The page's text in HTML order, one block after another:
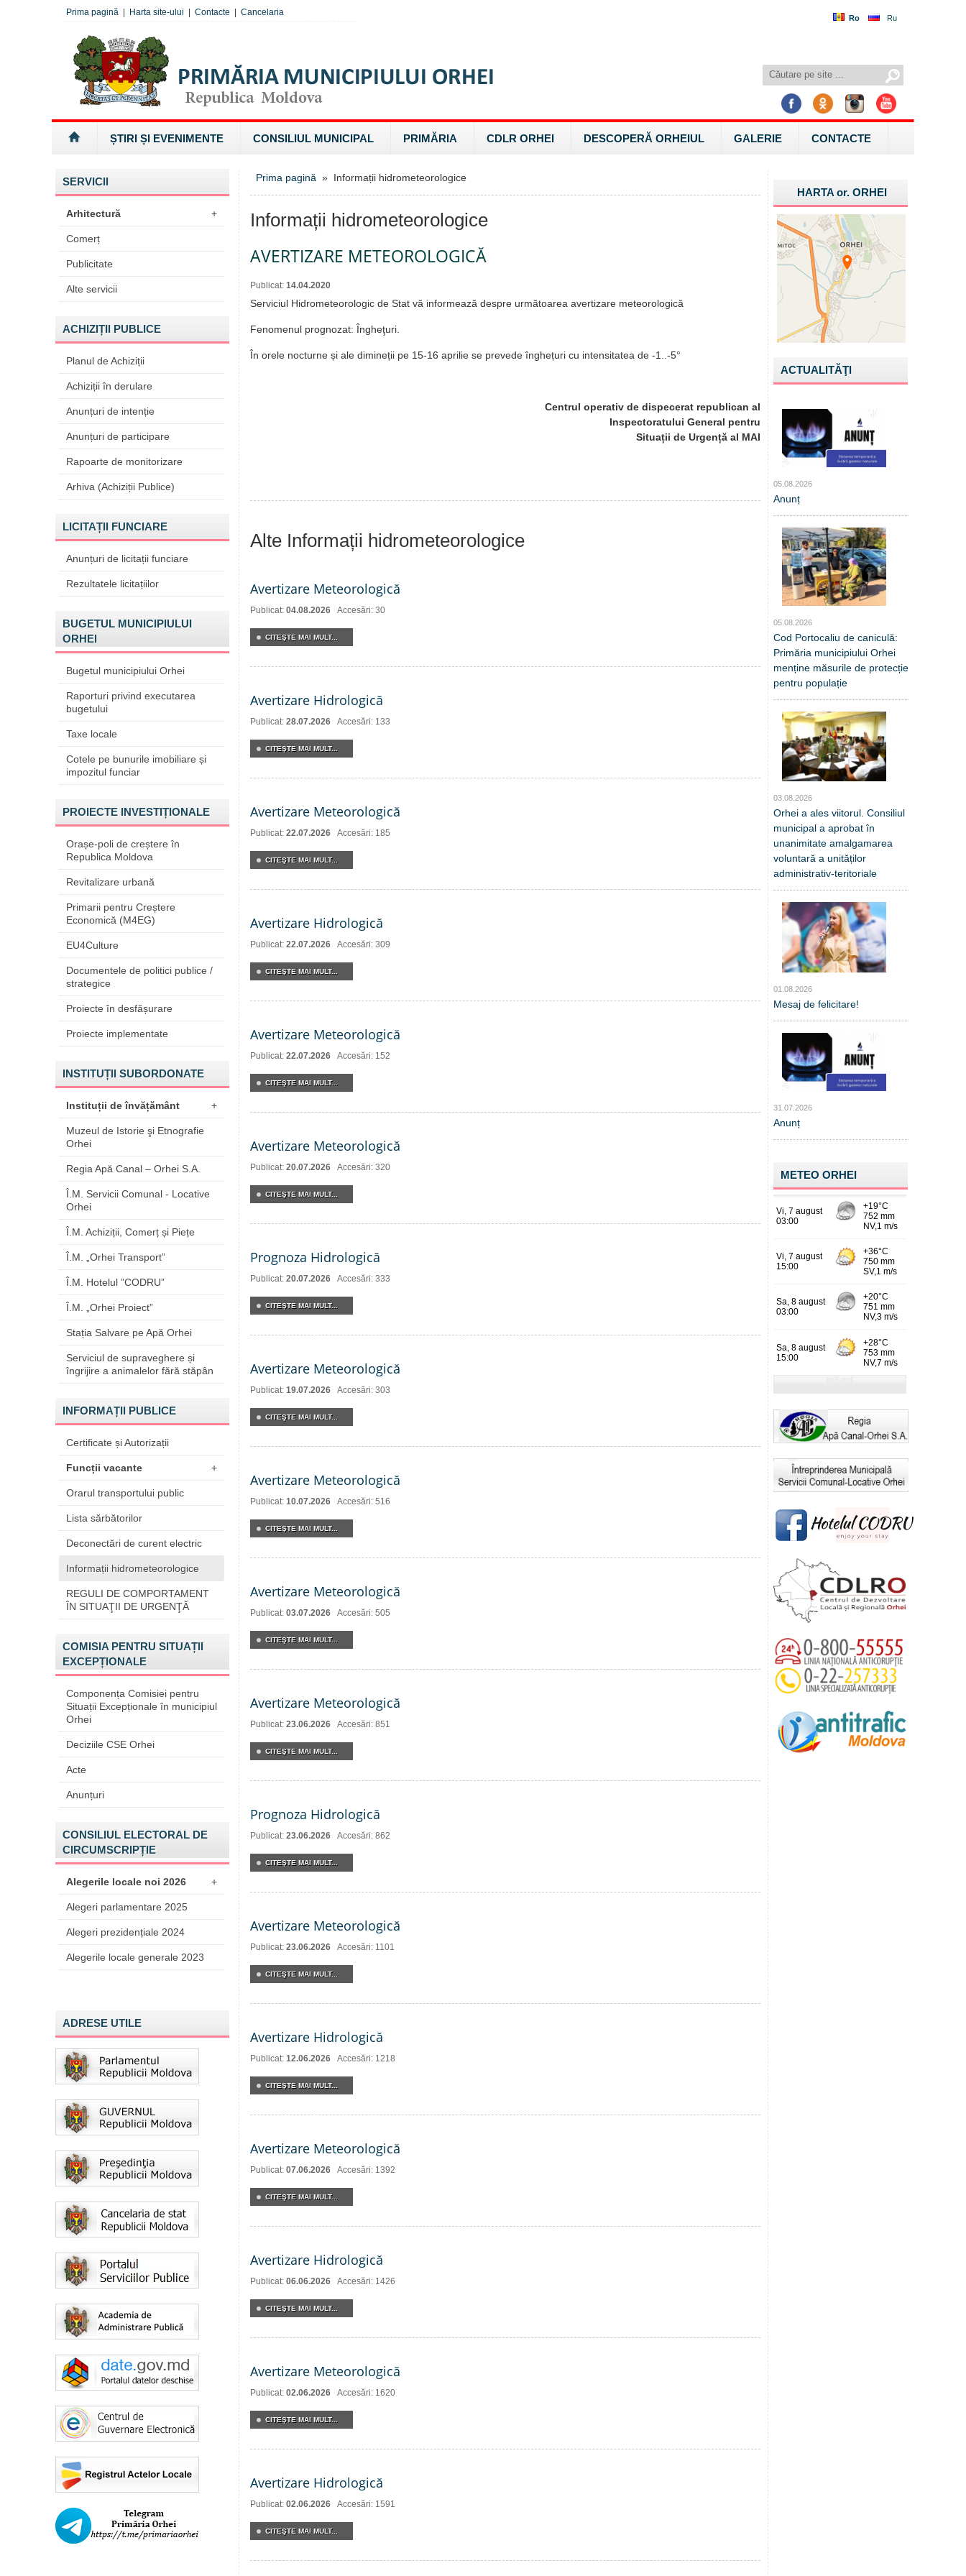
Ro Ru
Prima pagină Harta site-ului Contacte Cancelaria
ȘTIRI ȘI EVENIMENTE CONSILIUL MUNICIPAL PRIMĂRIA CDLR ORHEI DESCOPERĂ ORHEIUL GALERIE CONTACTE
SERVICII
Arhitectură +
Comerț
Publicitate
Alte servicii
ACHIZIȚII PUBLICE
Planul de Achiziții
Achiziții în derulare
Anunțuri de intenție
Anunțuri de participare
Rapoarte de monitorizare
Arhiva (Achiziții Publice)
LICITAȚII FUNCIARE
Anunțuri de licitații funciare
Rezultatele licitațiilor
BUGETUL MUNICIPIULUI
ORHEI
Bugetul municipiului Orhei
Raporturi privind executarea
bugetului
Taxe locale
Cotele pe bunurile imobiliare și
impozitul funciar
PROIECTE INVESTIȚIONALE
Orașe-poli de creștere în
Republica Moldova
Revitalizare urbană
Primarii pentru Creștere
Economică (M4EG)
EU4Culture
Documentele de politici publice /
strategice
Proiecte în desfășurare
Proiecte implementate
INSTITUȚII SUBORDONATE
Instituții de învățământ +
Muzeul de Istorie şi Etnografie
Orhei
Regia Apă Canal – Orhei S.A.
Î.M. Servicii Comunal - Locative
Orhei
Î.M. Achiziții, Comerț și Piețe
Î.M. „Orhei Transport”
Î.M. Hotelul ”CODRU”
Î.M. „Orhei Proiect”
Stația Salvare pe Apă Orhei
Serviciul de supraveghere și
îngrijire a animalelor fără stăpân
INFORMAȚII PUBLICE
Certificate și Autorizații
Funcții vacante +
Orarul transportului public
Lista sărbătorilor
Deconectări de curent electric
Informații hidrometeorologice
REGULI DE COMPORTAMENT
ÎN SITUAŢII DE URGENŢĂ
COMISIA PENTRU SITUAȚII
EXCEPȚIONALE
Componența Comisiei pentru
Situații Excepționale în municipiul
Orhei
Deciziile CSE Orhei
Acte
Anunțuri
CONSILIUL ELECTORAL DE
CIRCUMSCRIPȚIE
Alegerile locale noi 2026 +
Alegeri parlamentare 2025
Alegeri prezidențiale 2024
Alegerile locale generale 2023
ADRESE UTILE
Prima pagină » Informații hidrometeorologice
Informații hidrometeorologice
AVERTIZARE METEOROLOGICĂ
Publicat: 14.04.2020
Serviciul Hidrometeorologic de Stat vă informează despre următoarea avertizare meteorologică
Fenomenul prognozat: Îngheţuri.
În orele nocturne și ale dimineții pe 15-16 аprilie se prevede înghețuri cu intensitatea de -1..-5°
Centrul operativ de dispecerat republican al
Inspectoratului General pentru
Situații de Urgență al MAI
Alte Informații hidrometeorologice
Avertizare Meteorologică
Publicat: 04.08.2026 Accesări: 30
CITEŞTE MAI MULT...
Avertizare Hidrologică
Publicat: 28.07.2026 Accesări: 133
CITEŞTE MAI MULT...
Avertizare Meteorologică
Publicat: 22.07.2026 Accesări: 185
CITEŞTE MAI MULT...
Avertizare Hidrologică
Publicat: 22.07.2026 Accesări: 309
CITEŞTE MAI MULT...
Avertizare Meteorologică
Publicat: 22.07.2026 Accesări: 152
CITEŞTE MAI MULT...
Avertizare Meteorologică
Publicat: 20.07.2026 Accesări: 320
CITEŞTE MAI MULT...
Prognoza Hidrologică
Publicat: 20.07.2026 Accesări: 333
CITEŞTE MAI MULT...
Avertizare Meteorologică
Publicat: 19.07.2026 Accesări: 303
CITEŞTE MAI MULT...
Avertizare Meteorologică
Publicat: 10.07.2026 Accesări: 516
CITEŞTE MAI MULT...
Avertizare Meteorologică
Publicat: 03.07.2026 Accesări: 505
CITEŞTE MAI MULT...
Avertizare Meteorologică
Publicat: 23.06.2026 Accesări: 851
CITEŞTE MAI MULT...
Prognoza Hidrologică
Publicat: 23.06.2026 Accesări: 862
CITEŞTE MAI MULT...
Avertizare Meteorologică
Publicat: 23.06.2026 Accesări: 1101
CITEŞTE MAI MULT...
Avertizare Hidrologică
Publicat: 12.06.2026 Accesări: 1218
CITEŞTE MAI MULT...
Avertizare Meteorologică
Publicat: 07.06.2026 Accesări: 1392
CITEŞTE MAI MULT...
Avertizare Hidrologică
Publicat: 06.06.2026 Accesări: 1426
CITEŞTE MAI MULT...
Avertizare Meteorologică
Publicat: 02.06.2026 Accesări: 1620
CITEŞTE MAI MULT...
Avertizare Hidrologică
Publicat: 02.06.2026 Accesări: 1591
CITEŞTE MAI MULT...
HARTA or.ORHEI
ACTUALITĂŢI
05.08.2026
Anunț
05.08.2026
Cod Portocaliu de caniculă:
Primăria municipiului Orhei
menține măsurile de protecție
pentru populație
03.08.2026
Orhei a ales viitorul. Consiliul
municipal a aprobat în
unanimitate amalgamarea
voluntară a unităților
administrativ-teritoriale
01.08.2026
Mesaj de felicitare!
31.07.2026
Anunț
METEO ORHEI